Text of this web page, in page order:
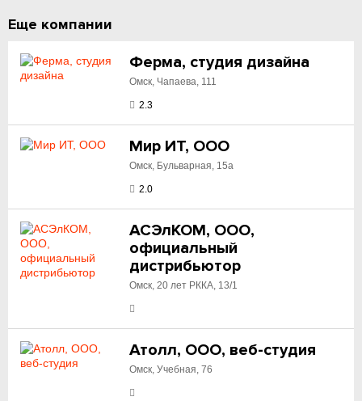
Еще компании
Ферма, студия дизайна
Омск, Чапаева, 111
2.3
Мир ИТ, ООО
Омск, Бульварная, 15а
2.0
АСЭлКОМ, ООО,
официальный
дистрибьютор
Омск, 20 лет РККА, 13/1
Атолл, ООО, веб-студия
Омск, Учебная, 76